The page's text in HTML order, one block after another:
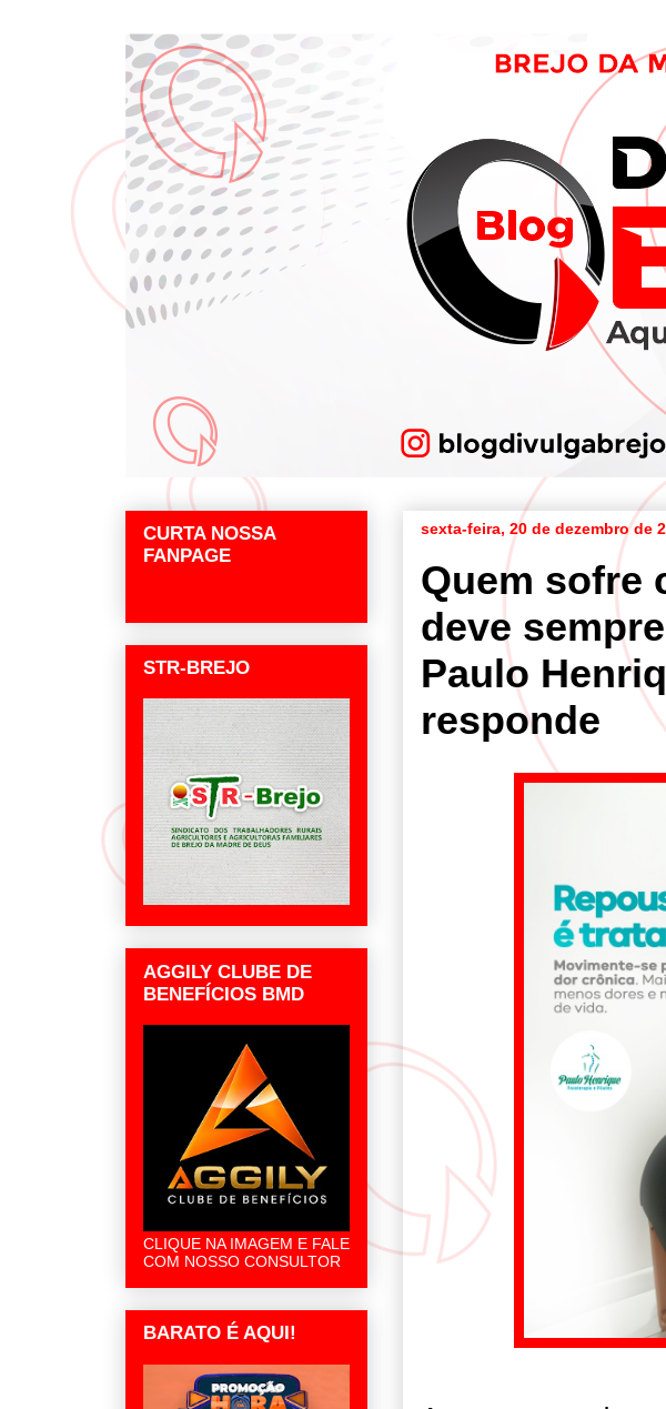
sexta-feira, 20 de dezembro de
Quem sofre
deve
Paulo
responde
CURTA NOSSA
FANPAGE
STR-BREJO
AGGILY CLUBE DE
BENEFÍCIOS BMD
CLIQUE NA IMAGEM E FALE
COM NOSSO CONSULTOR
BARATO É AQUI!